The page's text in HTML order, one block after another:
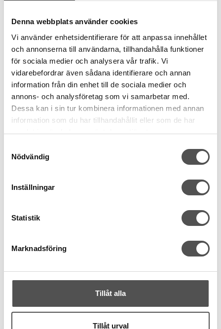
Denna webbplats använder cookies
Vi använder enhetsidentifierare för att anpassa innehållet
och annonserna till användarna, tillhandahålla funktioner
för sociala medier och analysera vår trafik. Vi
vidarebefordrar även sådana identifierare och annan
information från din enhet till de sociala medier och
annons- och analysföretag som vi samarbetar med.
Dessa kan i sin tur kombinera informationen med annan
information som du har tillhandahållit eller som de har
samlat in när du har använt deras tjänster.
Nödvändig
Inställningar
Statistik
Marknadsföring
Tillåt alla
Tillåt urval
Gütermann
Gütermann Alltråd 200m 249 sand
200 meter
49 kr
Finns i lager